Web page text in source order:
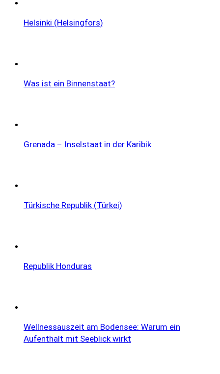
Helsinki (Helsingfors)
Was ist ein Binnenstaat?
Grenada – Inselstaat in der Karibik
Türkische Republik (Türkei)
Republik Honduras
Wellnessauszeit am Bodensee: Warum ein
Aufenthalt mit Seeblick wirkt